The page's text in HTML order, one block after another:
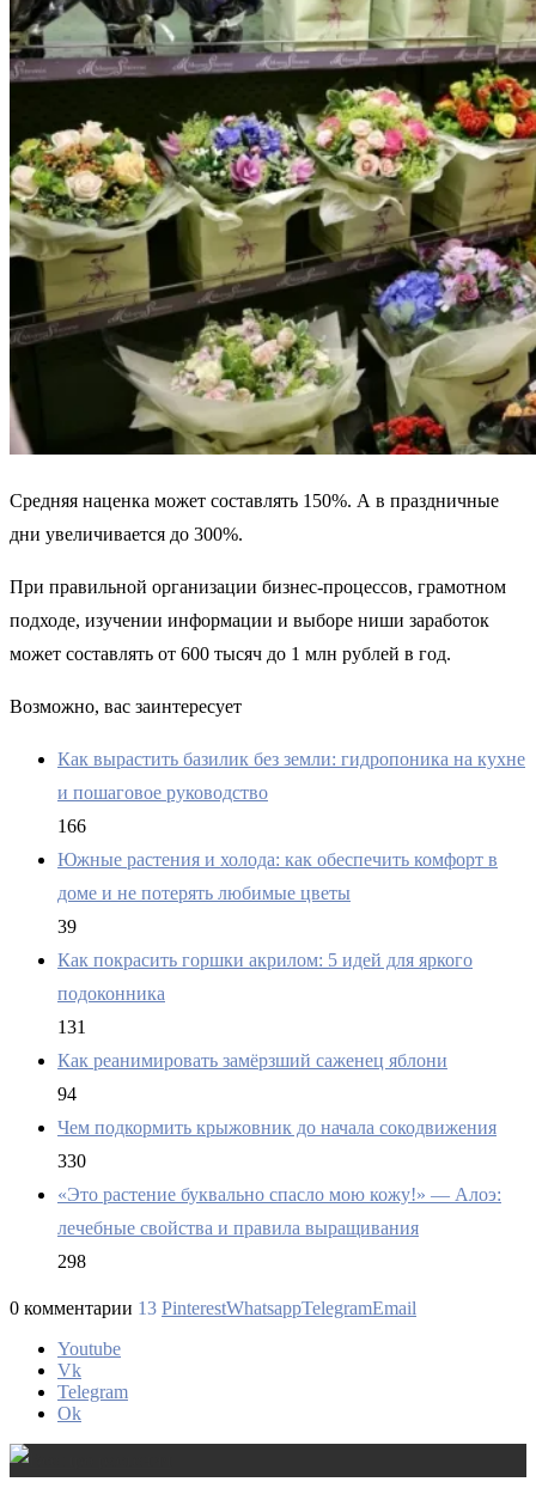
Средняя наценка может составлять 150%. А в праздничные
дни увеличивается до 300%.
При правильной организации бизнес-процессов, грамотном
подходе, изучении информации и выборе ниши заработок
может составлять от 600 тысяч до 1 млн рублей в год.
Возможно, вас заинтересует
Как вырастить базилик без земли: гидропоника на кухне
и пошаговое руководство
166
Южные растения и холода: как обеспечить комфорт в
доме и не потерять любимые цветы
39
Как покрасить горшки акрилом: 5 идей для яркого
подоконника
131
Как реанимировать замёрзший саженец яблони
94
Чем подкормить крыжовник до начала сокодвижения
330
«Это растение буквально спасло мою кожу!» — Алоэ:
лечебные свойства и правила выращивания
298
0 комментарии 13 PinterestWhatsappTelegramEmail
Youtube
Vk
Telegram
Ok